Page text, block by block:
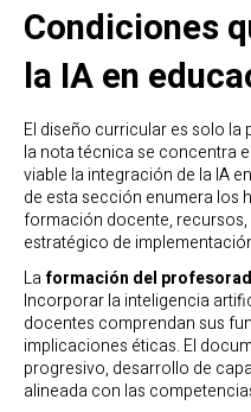
Condiciones
la IA en
El diseño curricular es solo la
la nota técnica se concentra
viable la integración de la IA
de esta sección enumera los
formación docente,
estratégico de
Laformación del
Incorporar la inteligencia
docentes comprendan sus
implicaciones éticas. El
progresivo, desarrollo de
alineada con las